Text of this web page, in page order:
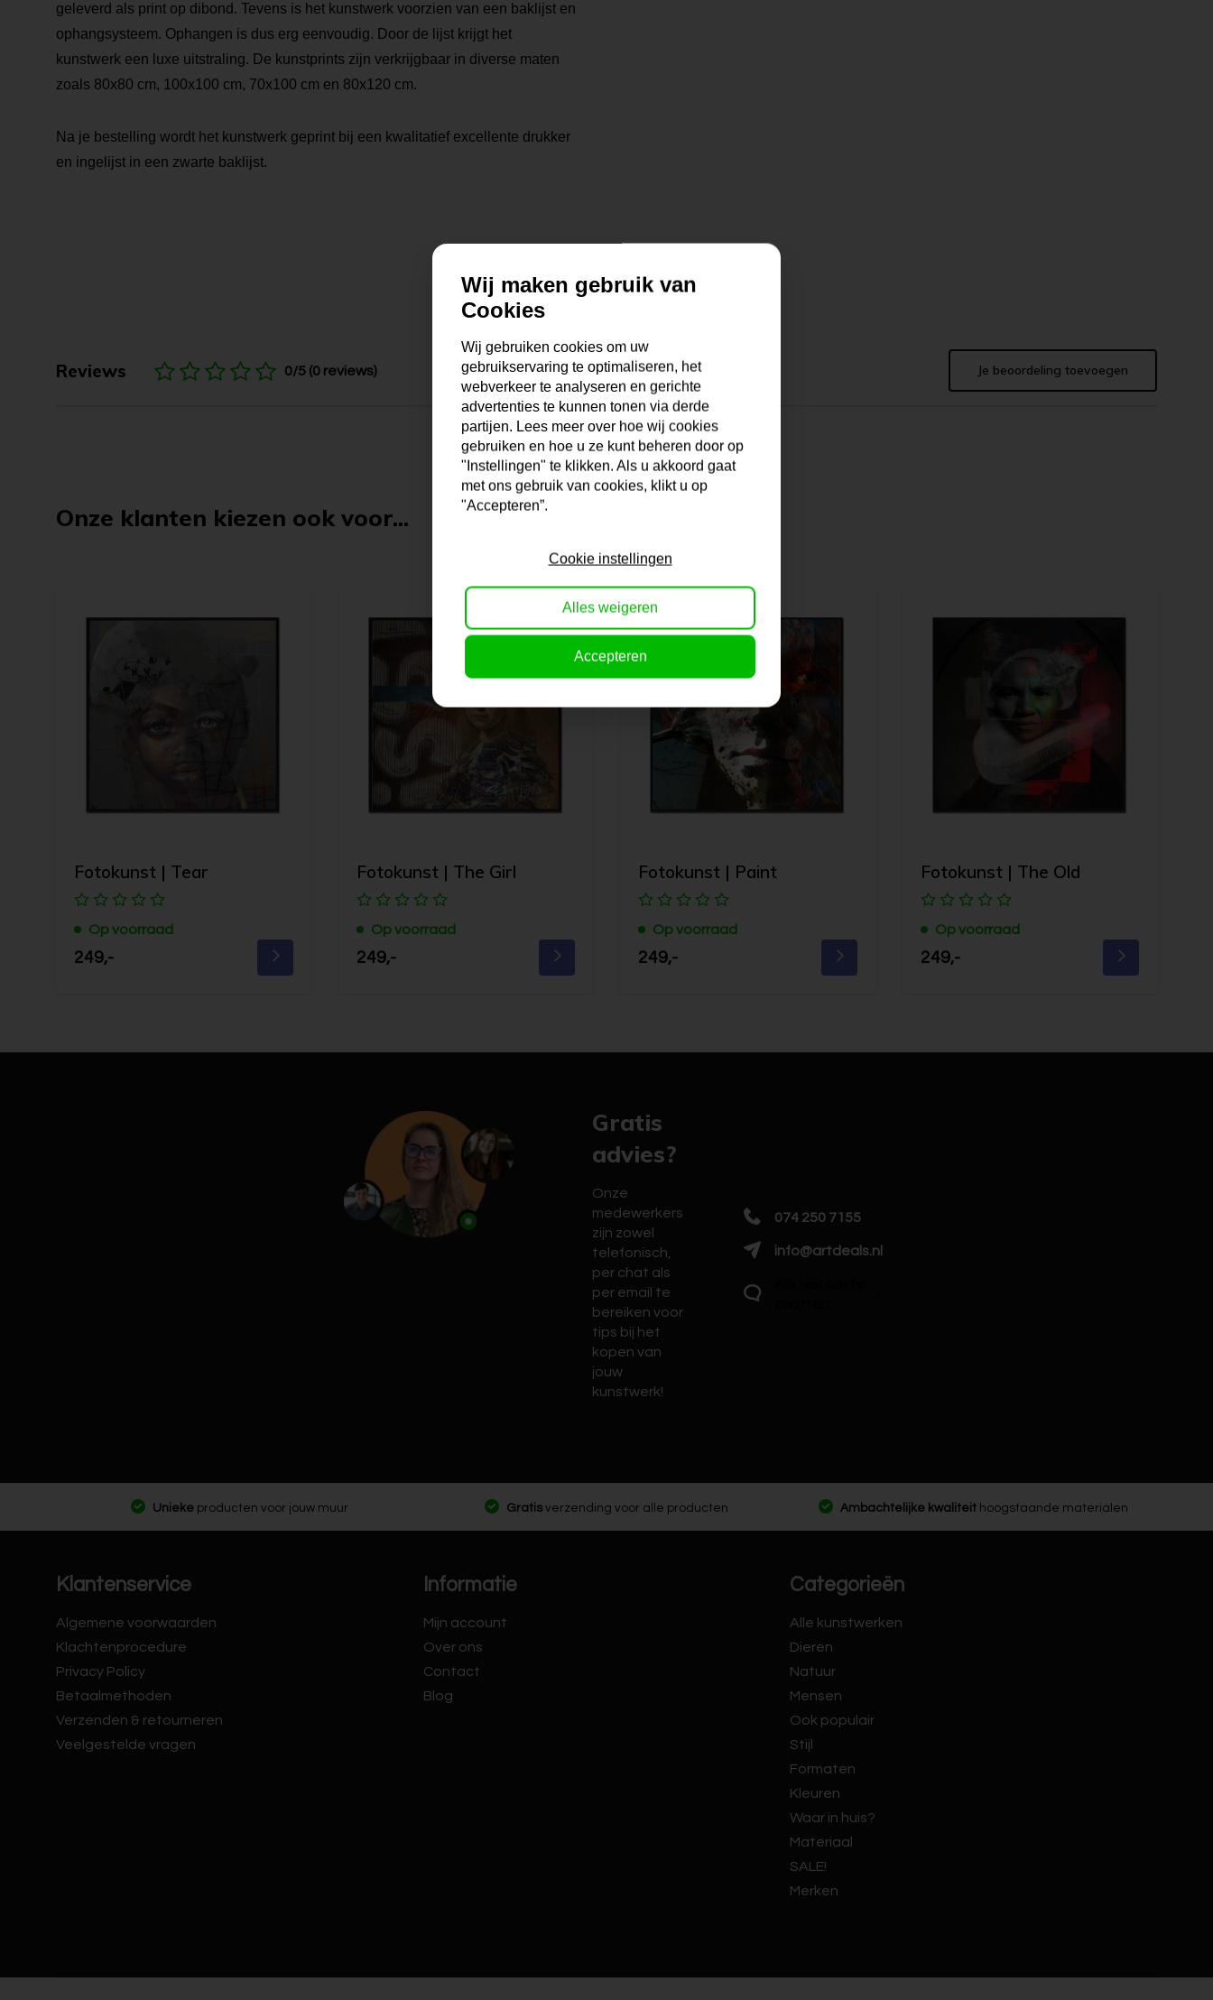
geleverd als print op dibond. Tevens is het kunstwerk voorzien van een baklijst en
ophangsysteem. Ophangen is dus erg eenvoudig. Door de lijst krijgt het
kunstwerk een luxe uitstraling. De kunstprints zijn verkrijgbaar in diverse maten
zoals 80x80 cm, 100x100 cm, 70x100 cm en 80x120 cm.
Na je bestelling wordt het kunstwerk geprint bij een kwalitatief excellente drukker
en ingelijst in een zwarte baklijst.
Reviews 0/5 (0 reviews) Je beoordeling toevoegen
Onze klanten kiezen ook voor...
Fotokunst | Tear
Op voorraad
249,-
Fotokunst | The Girl
Op voorraad
249,-
Fotokunst | Paint
Op voorraad
249,-
Fotokunst | The Old
Op voorraad
249,-
Gratis
advies?
Onze
medewerkers
zijn zowel
telefonisch,
per chat als
per email te
bereiken voor
tips bij het
kopen van
jouw
kunstwerk!
074 250 7155
info@artdeals.nl
Unieke producten voor jouw muur Gratis verzending voor alle producten Ambachtelijke kwaliteit hoogstaande materialen
Klantenservice
Algemene voorwaarden
Klachtenprocedure
Privacy Policy
Betaalmethoden
Verzenden & retourneren
Veelgestelde vragen
Informatie
Mijn account
Over ons
Contact
Blog
Categorieën
Alle kunstwerken
Dieren
Natuur
Mensen
Ook populair
Stijl
Formaten
Kleuren
Waar in huis?
Materiaal
SALE!
Merken
Wij maken gebruik van
Cookies
Wij gebruiken cookies om uw
gebruikservaring te optimaliseren, het
webverkeer te analyseren en gerichte
advertenties te kunnen tonen via derde
partijen. Lees meer over hoe wij cookies
gebruiken en hoe u ze kunt beheren door op
"Instellingen" te klikken. Als u akkoord gaat
met ons gebruik van cookies, klikt u op
"Accepteren”.
Cookie instellingen
Alles weigeren
Accepteren